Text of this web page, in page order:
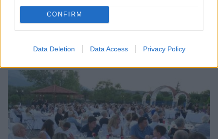
CONFIRM
Data Deletion Data Access Privacy Policy
Λακωνία: Το τελευταίο δρομολόγιο «γη -
08/08/2026 09:05